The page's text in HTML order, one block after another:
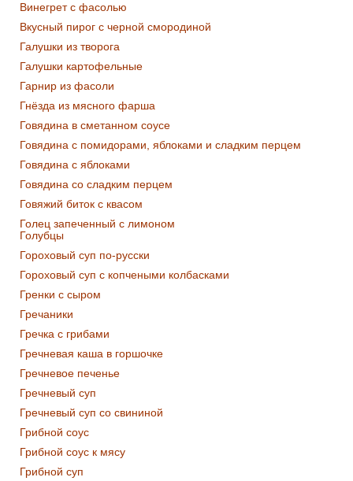
Винегрет с фасолью
Вкусный пирог с черной смородиной
Галушки из творога
Галушки картофельные
Гарнир из фасоли
Гнёзда из мясного фарша
Говядина в сметанном соусе
Говядина с помидорами, яблоками и сладким перцем
Говядина с яблоками
Говядина со сладким перцем
Говяжий биток с квасом
Голец запеченный с лимоном
Голубцы
Гороховый суп по-русски
Гороховый суп с копчеными колбасками
Гренки с сыром
Гречаники
Гречка с грибами
Гречневая каша в горшочке
Гречневое печенье
Гречневый суп
Гречневый суп со свининой
Грибной соус
Грибной соус к мясу
Грибной суп